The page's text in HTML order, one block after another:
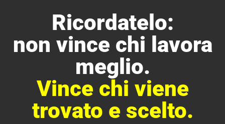
Ricordatelo:
non vince chi lavora
meglio.
Vince chi viene
trovato e scelto.